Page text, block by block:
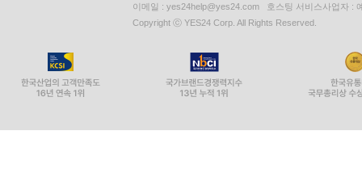
이메일 : yes24help@yes24.com 호스팅 서비스사업자 :
Copyright ⓒ YES24 Corp. All Rights Reserved.